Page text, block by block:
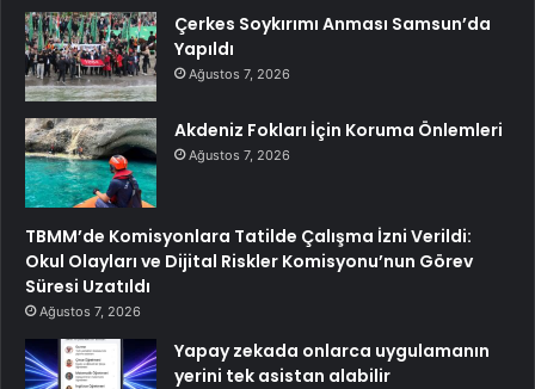
Çerkes Soykırımı Anması Samsun’da
Yapıldı
Ağustos 7, 2026
Akdeniz Fokları İçin Koruma Önlemleri
Ağustos 7, 2026
TBMM’de Komisyonlara Tatilde Çalışma İzni Verildi:
Okul Olayları ve Dijital Riskler Komisyonu’nun Görev
Süresi Uzatıldı
Ağustos 7, 2026
Yapay zekada onlarca uygulamanın
yerini tek asistan alabilir